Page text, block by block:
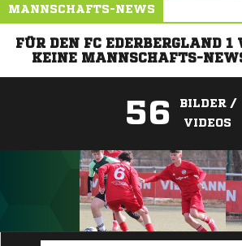
MANNSCHAFTS-NEWS
FÜR DEN FC EDERBERGLAND 1
KEINE MANNSCHAFTS-
56
BILDER /
VIDEOS
ANZEIGE